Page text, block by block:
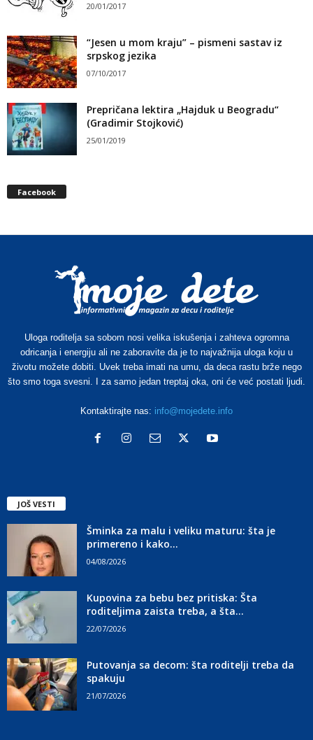
20/01/2017
“Jesen u mom kraju” – pismeni sastav iz
srpskog jezika
07/10/2017
Prepričana lektira „Hajduk u Beogradu“
(Gradimir Stojković)
25/01/2019
Facebook
Uloga roditelja sa sobom nosi velika iskušenja i zahteva ogromna
odricanja i energiju ali ne zaboravite da je to najvažnija uloga koju u
životu možete dobiti. Uvek treba imati na umu, da deca rastu brže nego
što smo toga svesni. I za samo jedan treptaj oka, oni će već postati ljudi.
Kontaktirajte nas: info@mojedete.info
JOŠ VESTI
Šminka za malu i veliku maturu: šta je
primereno i kako...
04/08/2026
Kupovina za bebu bez pritiska: Šta
roditeljima zaista treba, a šta...
22/07/2026
Putovanja sa decom: šta roditelji treba da
spakuju
21/07/2026